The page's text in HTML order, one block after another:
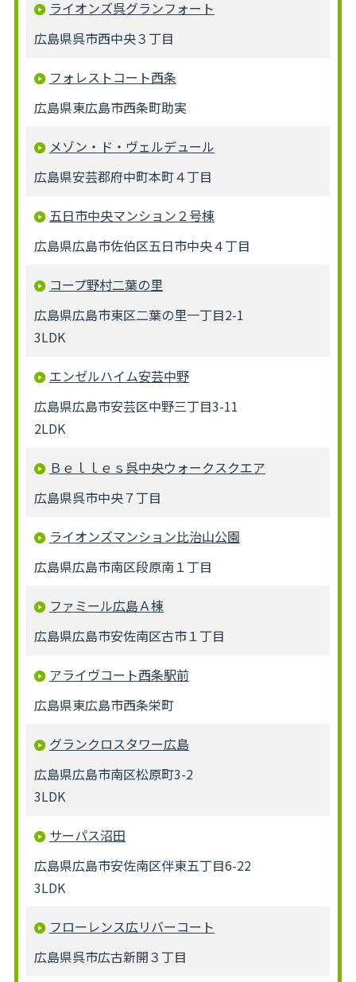
ライオンズ呉グランフォート
広島県呉市西中央３丁目
フォレストコート西条
広島県東広島市西条町助実
メゾン・ド・ヴェルデュール
広島県安芸郡府中町本町４丁目
五日市中央マンション２号棟
広島県広島市佐伯区五日市中央４丁目
コープ野村二葉の里
広島県広島市東区二葉の里一丁目2-1
3LDK
エンゼルハイム安芸中野
広島県広島市安芸区中野三丁目3-11
2LDK
Ｂｅｌｌｅｓ呉中央ウォークスクエア
広島県呉市中央７丁目
ライオンズマンション比治山公園
広島県広島市南区段原南１丁目
ファミール広島Ａ棟
広島県広島市安佐南区古市１丁目
アライヴコート西条駅前
広島県東広島市西条栄町
グランクロスタワー広島
広島県広島市南区松原町3-2
3LDK
サーパス沼田
広島県広島市安佐南区伴東五丁目6-22
3LDK
フローレンス広リバーコート
広島県呉市広古新開３丁目